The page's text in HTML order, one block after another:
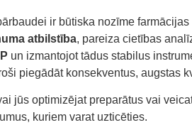
ir būtiska nozīme
atbilstība, pareiza cietības
un izmantojot tādus stabilus
piegādāt konsekventus, augstas
jūs optimizējat preparātus vai
kuriem varat uzticēties.